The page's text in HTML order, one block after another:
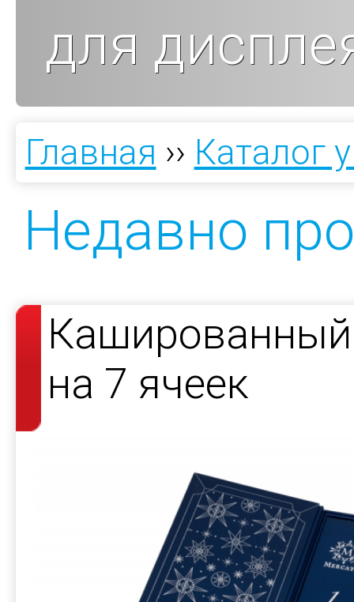
для
Главная ›› Каталог
Недавно
Кашированный
на 7 ячеек